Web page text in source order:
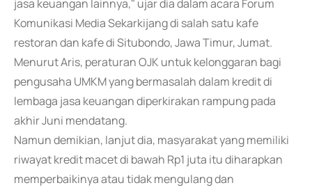
jasa keuangan lainnya," ujar dia dalam acara Forum
Komunikasi Media Sekarkijang di salah satu kafe
restoran dan kafe di Situbondo, Jawa Timur, Jumat.
Menurut Aris, peraturan OJK untuk kelonggaran bagi
pengusaha UMKM yang bermasalah dalam kredit di
lembaga jasa keuangan diperkirakan rampung pada
akhir Juni mendatang.
Namun demikian, lanjut dia, masyarakat yang memiliki
riwayat kredit macet di bawah Rp1 juta itu diharapkan
memperbaikinya atau tidak mengulang dan